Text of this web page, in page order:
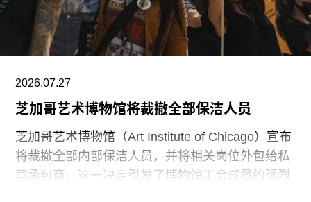
术互动。
阿布扎比古根海姆博物馆是阿布扎比耗资数十亿美
Cultural District）最新落成的文化机构之一。该文
化区还包括阿布扎比卢浮宫（Louvre Abu
2026.07.27
芝加哥艺术博物馆将裁撤全部保洁人员
芝加哥艺术博物馆（Art Institute of Chicago）宣布
将裁撤全部内部保洁人员，并将相关岗位外包给私
营承包商。这一决定引发了博物馆工会成员的强烈